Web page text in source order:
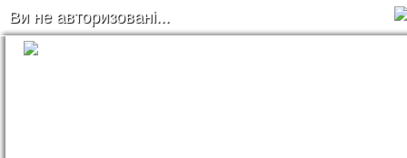
Ви не авторизовані...